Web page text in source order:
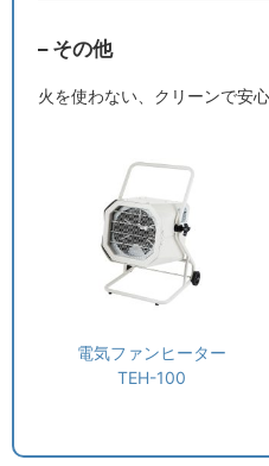
– その他
火を使わない、クリーンで安
電気ファンヒーター
TEH-100